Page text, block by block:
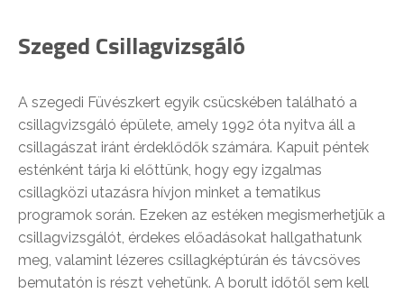
Szeged Csillagvizsgáló
A szegedi Füvészkert egyik csücskében található a
csillagvizsgáló épülete, amely 1992 óta nyitva áll a
csillagászat iránt érdeklődők számára. Kapuit péntek
esténként tárja ki előttünk, hogy egy izgalmas
csillagközi utazásra hívjon minket a tematikus
programok során. Ezeken az estéken megismerhetjük a
csillagvizsgálót, érdekes előadásokat hallgathatunk
meg, valamint lézeres csillagképtúrán és távcsöves
bemutatón is részt vehetünk. A borult időtől sem kell